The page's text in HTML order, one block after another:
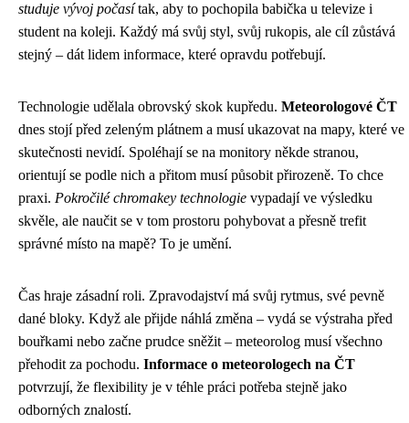
studuje vývoj počasítak, aby to pochopila babička u televize i
student na koleji. Každý má svůj styl, svůj rukopis, ale cíl zůstává
stejný – dát lidem informace, které opravdu potřebují.
Technologie udělala obrovský skok kupředu. Meteorologové ČT
dnes stojí před zeleným plátnem a musí ukazovat na mapy, které ve
skutečnosti nevidí. Spoléhají se na monitory někde stranou,
orientují se podle nich a přitom musí působit přirozeně. To chce
praxi. Pokročilé chromakey technologie vypadají ve výsledku
skvěle, ale naučit se v tom prostoru pohybovat a přesně trefit
správné místo na mapě? To je umění.
Čas hraje zásadní roli. Zpravodajství má svůj rytmus, své pevně
dané bloky. Když ale přijde náhlá změna – vydá se výstraha před
bouřkami nebo začne prudce sněžit – meteorolog musí všechno
přehodit za pochodu. Informace o meteorologech na ČT
potvrzují, že flexibility je v téhle práci potřeba stejně jako
odborných znalostí.